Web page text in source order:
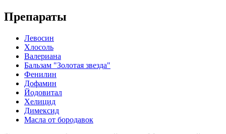
Препараты
Левосин
Хлосоль
Валериана
Бальзам "Золотая звезда"
Фенилин
Дофамин
Йодовитал
Хелицид
Димексид
Масла от бородавок